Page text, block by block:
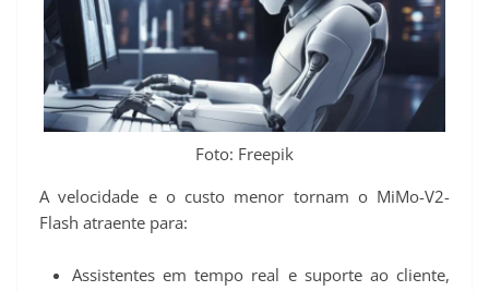
Foto: Freepik
A velocidade e o custo menor tornam o MiMo-V2-
Flash atraente para:
Assistentes em tempo real e suporte ao cliente,